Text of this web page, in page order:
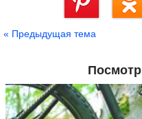
« Предыдущая тема